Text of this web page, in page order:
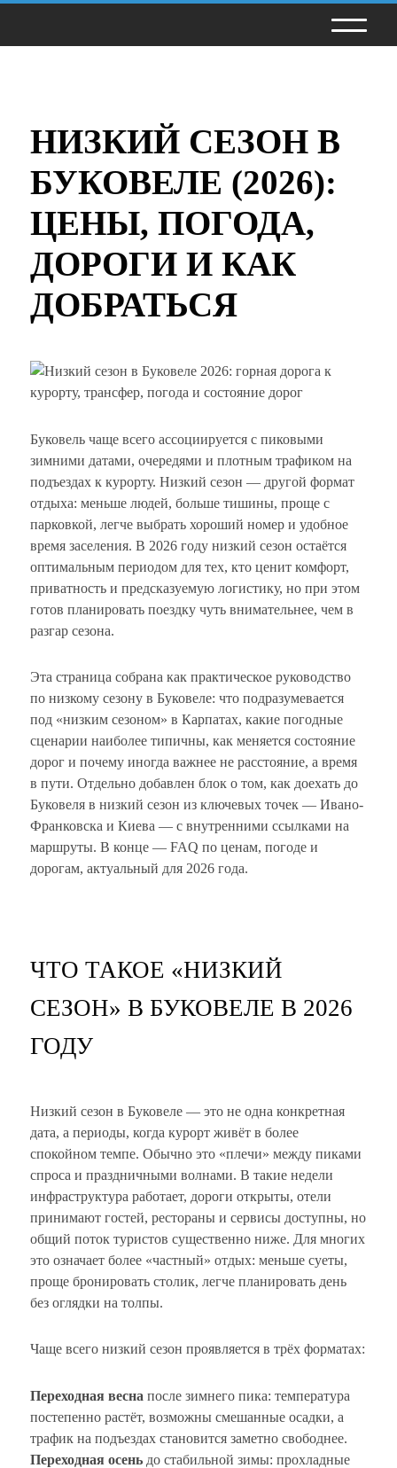
НИЗКИЙ СЕЗОН В
БУКОВЕЛЕ (2026):
ЦЕНЫ, ПОГОДА,
ДОРОГИ И КАК
ДОБРАТЬСЯ
Буковель чаще всего ассоциируется с пиковыми
зимними датами, очередями и плотным трафиком на
подъездах к курорту. Низкий сезон — другой формат
отдыха: меньше людей, больше тишины, проще с
парковкой, легче выбрать хороший номер и удобное
время заселения. В 2026 году низкий сезон остаётся
оптимальным периодом для тех, кто ценит комфорт,
приватность и предсказуемую логистику, но при этом
готов планировать поездку чуть внимательнее, чем в
разгар сезона.
Эта страница собрана как практическое руководство
по низкому сезону в Буковеле: что подразумевается
под «низким сезоном» в Карпатах, какие погодные
сценарии наиболее типичны, как меняется состояние
дорог и почему иногда важнее не расстояние, а время
в пути. Отдельно добавлен блок о том, как доехать до
Буковеля в низкий сезон из ключевых точек — Ивано-
Франковска и Киева — с внутренними ссылками на
маршруты. В конце — FAQ по ценам, погоде и
дорогам, актуальный для 2026 года.
ЧТО ТАКОЕ «НИЗКИЙ
СЕЗОН» В БУКОВЕЛЕ В 2026
ГОДУ
Низкий сезон в Буковеле — это не одна конкретная
дата, а периоды, когда курорт живёт в более
спокойном темпе. Обычно это «плечи» между пиками
спроса и праздничными волнами. В такие недели
инфраструктура работает, дороги открыты, отели
принимают гостей, рестораны и сервисы доступны, но
общий поток туристов существенно ниже. Для многих
это означает более «частный» отдых: меньше суеты,
проще бронировать столик, легче планировать день
без оглядки на толпы.
Чаще всего низкий сезон проявляется в трёх форматах:
Переходная весна после зимнего пика: температура
постепенно растёт, возможны смешанные осадки, а
трафик на подъездах становится заметно свободнее.
Переходная осень до стабильной зимы: прохладные